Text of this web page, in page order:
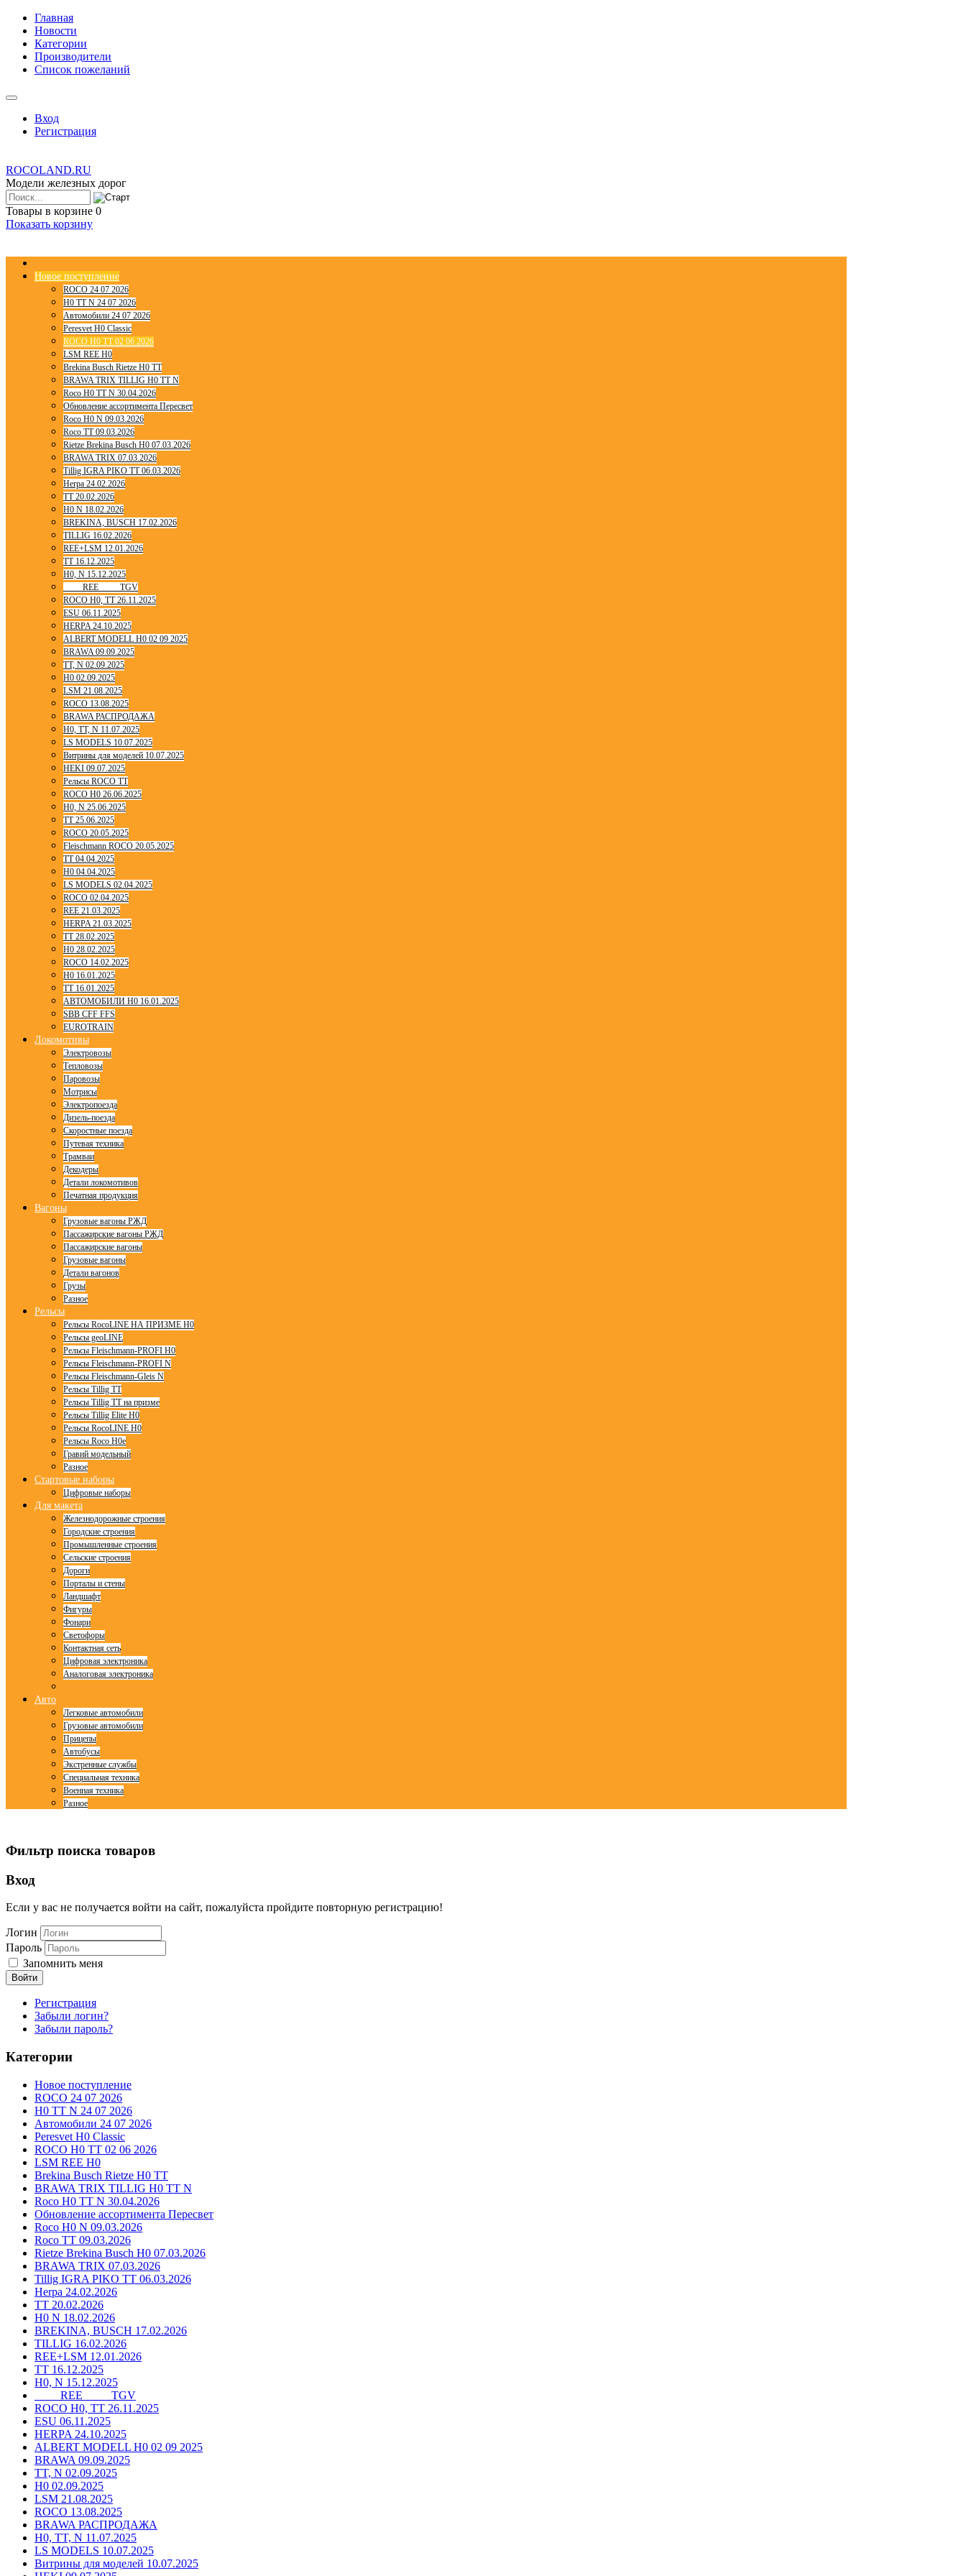
Главная
Новости
Категории
Производители
Список пожеланий
Вход
Регистрация
ROCOLAND.RU
Модели железных дорог
Товары в корзине 0
Показать корзину
Новое поступление
ROCO 24 07 2026
H0 TT N 24 07 2026
Автомобили 24 07 2026
Peresvet H0 Classic
ROCO H0 TT 02 06 2026
LSM REE H0
Brekina Busch Rietze H0 TT
BRAWA TRIX TILLIG H0 TT N
Roco H0 TT N 30.04.2026
Обновление ассортимента Пересвет
Roco H0 N 09.03.2026
Roco TT 09.03.2026
Rietze Brekina Busch H0 07.03.2026
BRAWA TRIX 07.03.2026
Tillig IGRA PIKO TT 06.03.2026
Herpa 24.02.2026
TT 20.02.2026
H0 N 18.02.2026
BREKINA, BUSCH 17.02.2026
TILLIG 16.02.2026
REE+LSM 12.01.2026
TT 16.12.2025
H0, N 15.12.2025
____ REE ____ TGV
ROCO H0, TT 26.11.2025
ESU 06.11.2025
HERPA 24.10.2025
ALBERT MODELL H0 02 09 2025
BRAWA 09.09.2025
TT, N 02.09.2025
H0 02.09.2025
LSM 21.08.2025
ROCO 13.08.2025
BRAWA РАСПРОДАЖА
H0, TT, N 11.07.2025
LS MODELS 10.07.2025
Витрины для моделей 10.07.2025
HEKI 09.07.2025
Рельсы ROCO TT
ROCO H0 26.06.2025
H0, N 25.06.2025
TT 25.06.2025
ROCO 20.05.2025
Fleischmann ROCO 20.05.2025
TT 04.04.2025
H0 04.04.2025
LS MODELS 02.04.2025
ROCO 02.04.2025
REE 21.03.2025
HERPA 21.03.2025
TT 28.02.2025
H0 28.02.2025
ROCO 14.02.2025
H0 16.01.2025
TT 16.01.2025
АВТОМОБИЛИ H0 16.01.2025
SBB CFF FFS
EUROTRAIN
Локомотивы
Электровозы
Тепловозы
Паровозы
Мотрисы
Электропоезда
Дизель-поезда
Скоростные поезда
Путевая техника
Трамваи
Декодеры
Детали локомотивов
Печатная продукция
Вагоны
Грузовые вагоны РЖД
Пассажирские вагоны РЖД
Пассажирские вагоны
Грузовые вагоны
Детали вагонов
Грузы
Разное
Рельсы
Рельсы RocoLINE НА ПРИЗМЕ H0
Рельсы geoLINE
Рельсы Fleischmann-PROFI H0
Рельсы Fleischmann-PROFI N
Рельсы Fleischmann-Gleis N
Рельсы Tillig TT
Рельсы Tillig TT на призме
Рельсы Tillig Elite H0
Рельсы RocoLINE H0
Рельсы Roco H0e
Гравий модельный
Разное
Стартовые наборы
Цифровые наборы
Для макета
Железнодорожные строения
Городские строения
Промышленные строения
Сельские строения
Дороги
Порталы и стены
Ландшафт
Фигуры
Фонари
Светофоры
Контактная сеть
Цифровая электроника
Аналоговая электроника
Авто
Легковые автомобили
Грузовые автомобили
Прицепы
Автобусы
Экстренные службы
Специальная техника
Военная техника
Разное
Фильтр поиска товаров
Вход
Если у вас не получается войти на сайт, пожалуйста пройдите повторную регистрацию!
Логин
Пароль
Запомнить меня
Войти
Регистрация
Забыли логин?
Забыли пароль?
Категории
Новое поступление
ROCO 24 07 2026
H0 TT N 24 07 2026
Автомобили 24 07 2026
Peresvet H0 Classic
ROCO H0 TT 02 06 2026
LSM REE H0
Brekina Busch Rietze H0 TT
BRAWA TRIX TILLIG H0 TT N
Roco H0 TT N 30.04.2026
Обновление ассортимента Пересвет
Roco H0 N 09.03.2026
Roco TT 09.03.2026
Rietze Brekina Busch H0 07.03.2026
BRAWA TRIX 07.03.2026
Tillig IGRA PIKO TT 06.03.2026
Herpa 24.02.2026
TT 20.02.2026
H0 N 18.02.2026
BREKINA, BUSCH 17.02.2026
TILLIG 16.02.2026
REE+LSM 12.01.2026
TT 16.12.2025
H0, N 15.12.2025
____ REE ____ TGV
ROCO H0, TT 26.11.2025
ESU 06.11.2025
HERPA 24.10.2025
ALBERT MODELL H0 02 09 2025
BRAWA 09.09.2025
TT, N 02.09.2025
H0 02.09.2025
LSM 21.08.2025
ROCO 13.08.2025
BRAWA РАСПРОДАЖА
H0, TT, N 11.07.2025
LS MODELS 10.07.2025
Витрины для моделей 10.07.2025